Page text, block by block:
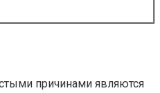
причинами являются